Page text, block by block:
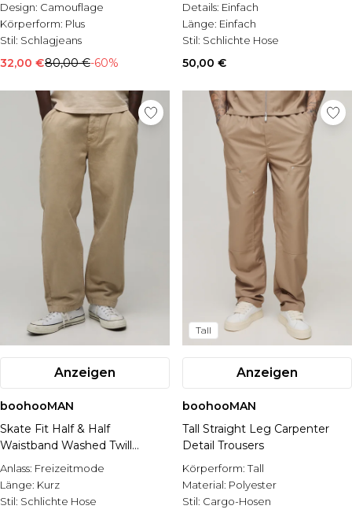
Design: Camouflage
Körperform: Plus
Stil: Schlagjeans
32,00 €80,00 €-60%
Details: Einfach
Länge: Einfach
Stil: Schlichte Hose
50,00 €
Anzeigen
boohooMAN
Skate Fit Half & Half
Waistband Washed Twill
Trousers
Anlass: Freizeitmode
Länge: Kurz
Stil: Schlichte Hose
Tall
Anzeigen
boohooMAN
Tall Straight Leg Carpenter
Detail Trousers
Körperform:Tall
Material: Polyester
Stil: Cargo-Hosen